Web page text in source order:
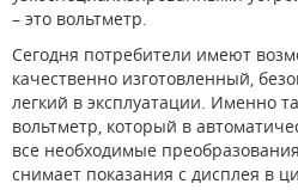
– это вольтметр.
Сегодня потребители имеют
качественно изготовленный,
легкий в эксплуатации. Именно
вольтметр, который в
все необходимые
снимает показания с дисплея в